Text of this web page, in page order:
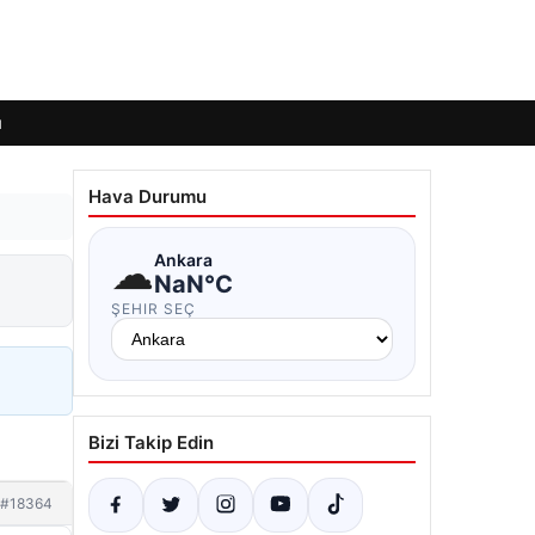
#18364
Hava Durumu
☁Ankara
NaN°C
ŞEHIR SEÇ
Bizi Takip Edin